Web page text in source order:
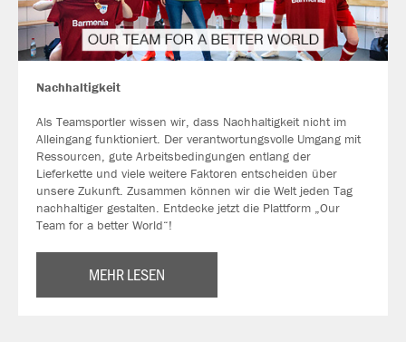
Nachhaltigkeit
Als Teamsportler wissen wir, dass Nachhaltigkeit nicht im
Alleingang funktioniert. Der verantwortungsvolle Umgang mit
Ressourcen, gute Arbeitsbedingungen entlang der
Lieferkette und viele weitere Faktoren entscheiden über
unsere Zukunft. Zusammen können wir die Welt jeden Tag
nachhaltiger gestalten. Entdecke jetzt die Plattform „Our
Team for a better World“!
MEHR LESEN